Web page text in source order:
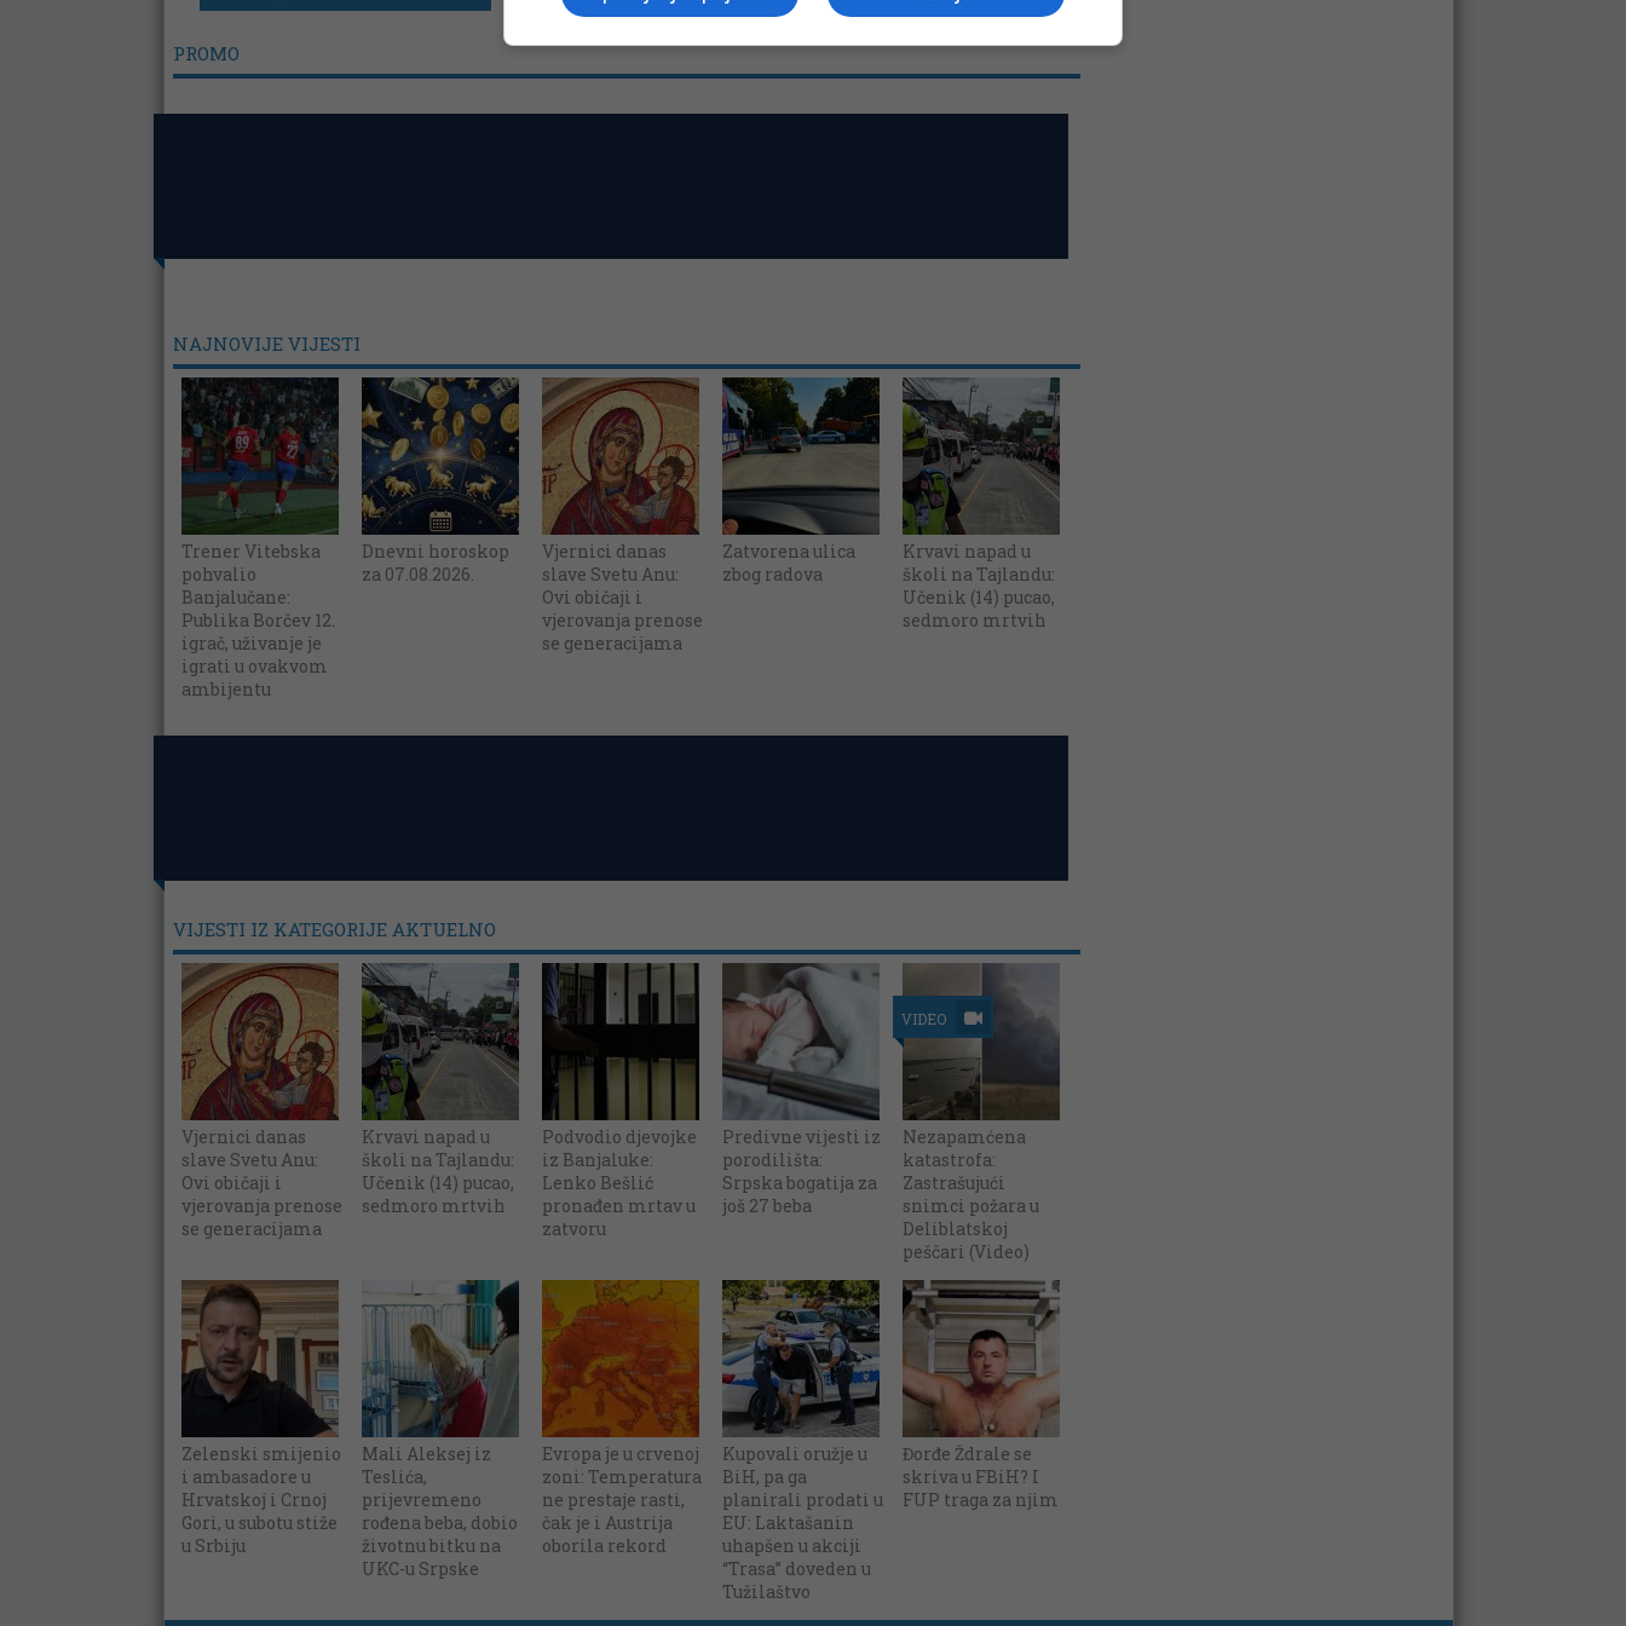
PROMO
NAJNOVIJE VIJESTI
Trener Vitebska
pohvalio
Banjalučane:
Publika Borčev 12.
igrač, uživanje je
igrati u ovakvom
ambijentu
Dnevni horoskop
za 07.08.2026.
Vjernici danas
slave Svetu Anu:
Ovi običaji i
vjerovanja prenose
se generacijama
Zatvorena ulica
zbog radova
Krvavi napad u
školi na Tajlandu:
Učenik (14) pucao,
sedmoro mrtvih
VIJESTI IZ KATEGORIJE AKTUELNO
Vjernici danas
slave Svetu Anu:
Ovi običaji i
vjerovanja prenose
se generacijama
Krvavi napad u
školi na Tajlandu:
Učenik (14) pucao,
sedmoro mrtvih
Podvodio djevojke
iz Banjaluke:
Lenko Bešlić
pronađen mrtav u
zatvoru
Predivne vijesti iz
porodilišta:
Srpska bogatija za
još 27 beba
VIDEO
Nezapamćena
katastrofa:
Zastrašujući
snimci požara u
Deliblatskoj
peščari (Video)
Zelenski smijenio
i ambasadore u
Hrvatskoj i Crnoj
Gori, u subotu stiže
u Srbiju
Mali Aleksej iz
Teslića,
prijevremeno
rođena beba, dobio
životnu bitku na
UKC-u Srpske
Evropa je u crvenoj
zoni: Temperatura
ne prestaje rasti,
čak je i Austrija
oborila rekord
Kupovali oružje u
BiH, pa ga
planirali prodati u
EU: Laktašanin
uhapšen u akciji
“Trasa” doveden u
Tužilaštvo
Đorđe Ždrale se
skriva u FBiH? I
FUP traga za njim